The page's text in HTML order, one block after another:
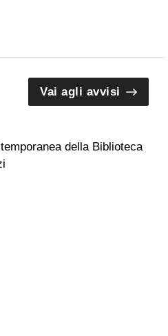
Vai agli avvisi
della Biblioteca